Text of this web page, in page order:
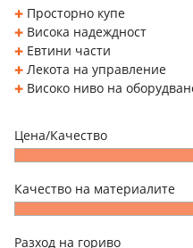
Просторно купе
Висока надеждност
Евтини части
Лекота на управление
Високо ниво на
Цена/Качество
Качество на материалите
Разход на гориво